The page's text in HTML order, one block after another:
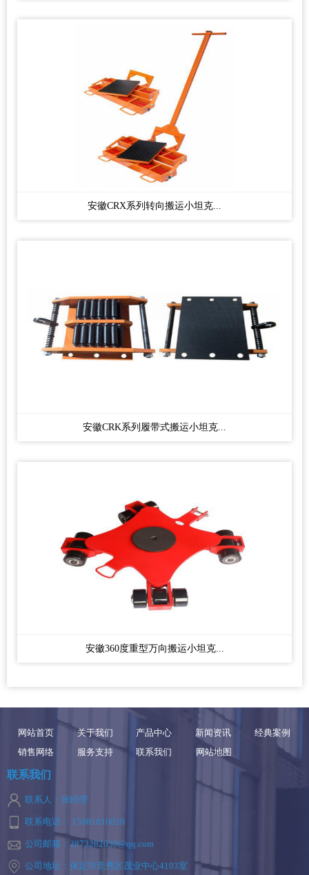
安徽CRX系列转向搬运小坦克...
安徽CRK系列履带式搬运小坦克...
安徽360度重型万向搬运小坦克...
网站首页 关于我们 产品中心 新闻资讯
经典案例
销售网络
服务支持 联系我们 网站地图
联系我们
联系人：张经理
联系电话： 15081810020
公司邮箱：2873282030@qq.com
公司地址：保定市竞秀区茂业中心4103室